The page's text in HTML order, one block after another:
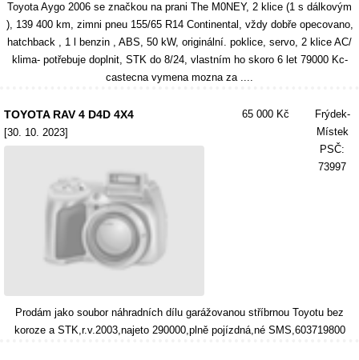
Toyota Aygo 2006 se značkou na prani The M0NEY, 2 klice (1 s dálkovým
), 139 400 km, zimni pneu 155/65 R14 Continental, vždy dobře opecovano,
hatchback , 1 l benzin , ABS, 50 kW, originální. poklice, servo, 2 klice AC/
klima- potřebuje doplnit, STK do 8/24, vlastním ho skoro 6 let 79000 Kc-
castecna vymena mozna za ....
TOYOTA RAV 4 D4D 4X4
[30. 10. 2023]
65 000 Kč
Frýdek-
Místek
PSČ:
73997
Prodám jako soubor náhradních dílu garážovanou stříbrnou Toyotu bez
koroze a STK,r.v.2003,najeto 290000,plně pojízdná,né SMS,603719800